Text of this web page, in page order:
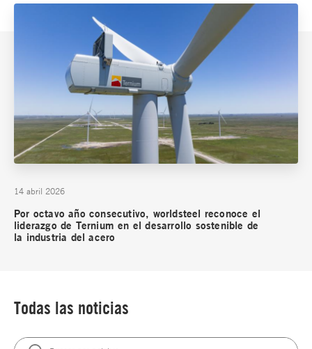
14 abril 2026
Por octavo año consecutivo, worldsteel reconoce el
liderazgo de Ternium en el desarrollo sostenible de
la industria del acero
Todas las noticias